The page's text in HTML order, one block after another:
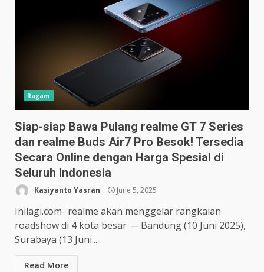
Ragam
Siap-siap Bawa Pulang realme GT 7 Series
dan realme Buds Air7 Pro Besok! Tersedia
Secara Online dengan Harga Spesial di
Seluruh Indonesia
Kasiyanto Yasran June 5, 2025
Inilagi.com- realme akan menggelar rangkaian
roadshow di 4 kota besar — Bandung (10 Juni 2025),
Surabaya (13 Juni...
Read More